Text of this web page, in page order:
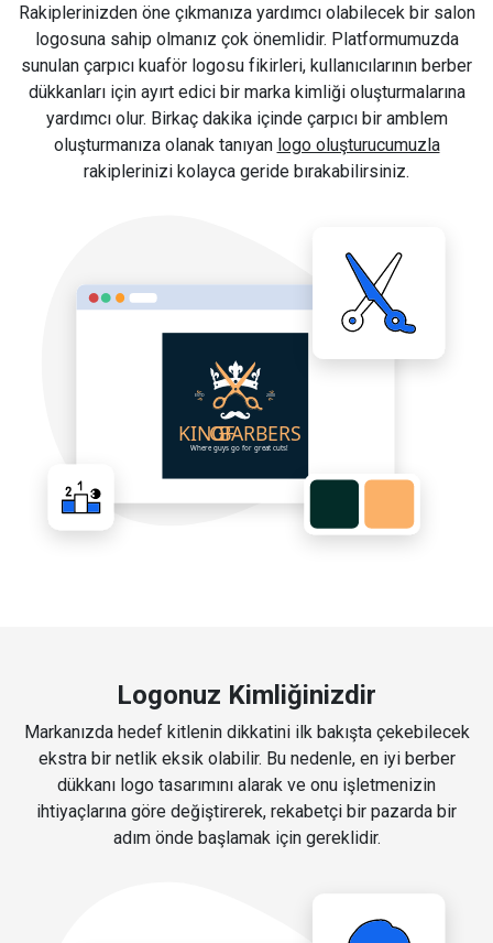
Rakiplerinizden öne çıkmanıza yardımcı olabilecek bir salon
logosuna sahip olmanız çok önemlidir. Platformumuzda
sunulan çarpıcı kuaför logosu fikirleri, kullanıcılarının berber
dükkanları için ayırt edici bir marka kimliği oluşturmalarına
yardımcı olur. Birkaç dakika içinde çarpıcı bir amblem
oluşturmanıza olanak tanıyan logo oluşturucumuzla
rakiplerinizi kolayca geride bırakabilirsiniz.
Logonuz Kimliğinizdir
Markanızda hedef kitlenin dikkatini ilk bakışta çekebilecek
ekstra bir netlik eksik olabilir. Bu nedenle, en iyi berber
dükkanı logo tasarımını alarak ve onu işletmenizin
ihtiyaçlarına göre değiştirerek, rekabetçi bir pazarda bir
adım önde başlamak için gereklidir.